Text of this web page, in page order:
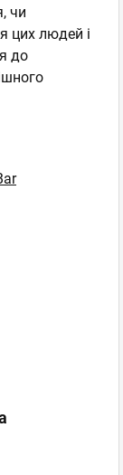
чи
цих людей і
до